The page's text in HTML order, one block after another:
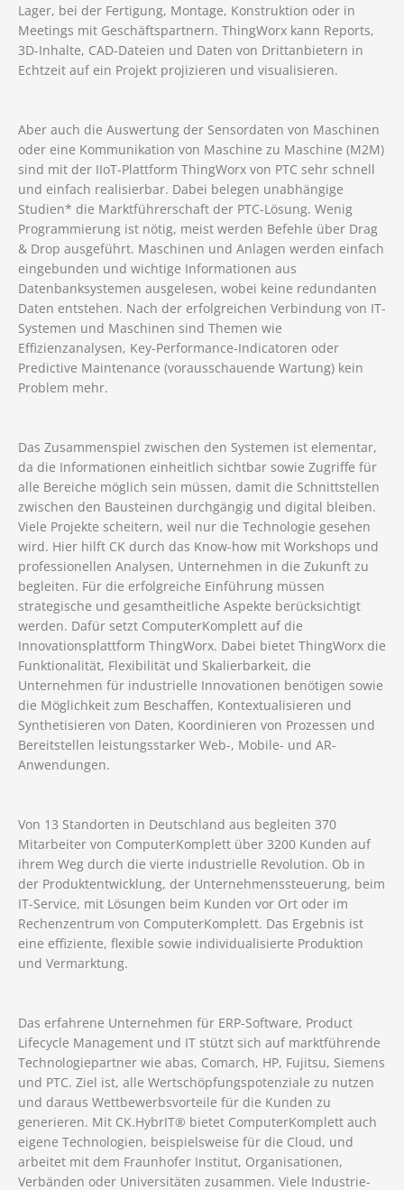
Lager, bei der Fertigung, Montage, Konstruktion oder in
Meetings mit Geschäftspartnern. ThingWorx kann Reports,
3D-Inhalte, CAD-Dateien und Daten von Drittanbietern in
Echtzeit auf ein Projekt projizieren und visualisieren.
Aber auch die Auswertung der Sensordaten von Maschinen
oder eine Kommunikation von Maschine zu Maschine (M2M)
sind mit der IIoT-Plattform ThingWorx von PTC sehr schnell
und einfach realisierbar. Dabei belegen unabhängige
Studien* die Marktführerschaft der PTC-Lösung. Wenig
Programmierung ist nötig, meist werden Befehle über Drag
& Drop ausgeführt. Maschinen und Anlagen werden einfach
eingebunden und wichtige Informationen aus
Datenbanksystemen ausgelesen, wobei keine redundanten
Daten entstehen. Nach der erfolgreichen Verbindung von IT-
Systemen und Maschinen sind Themen wie
Effizienzanalysen, Key-Performance-Indicatoren oder
Predictive Maintenance (vorausschauende Wartung) kein
Problem mehr.
Das Zusammenspiel zwischen den Systemen ist elementar,
da die Informationen einheitlich sichtbar sowie Zugriffe für
alle Bereiche möglich sein müssen, damit die Schnittstellen
zwischen den Bausteinen durchgängig und digital bleiben.
Viele Projekte scheitern, weil nur die Technologie gesehen
wird. Hier hilft CK durch das Know-how mit Workshops und
professionellen Analysen, Unternehmen in die Zukunft zu
begleiten. Für die erfolgreiche Einführung müssen
strategische und gesamtheitliche Aspekte berücksichtigt
werden. Dafür setzt ComputerKomplett auf die
Innovationsplattform ThingWorx. Dabei bietet ThingWorx die
Funktionalität, Flexibilität und Skalierbarkeit, die
Unternehmen für industrielle Innovationen benötigen sowie
die Möglichkeit zum Beschaffen, Kontextualisieren und
Synthetisieren von Daten, Koordinieren von Prozessen und
Bereitstellen leistungsstarker Web-, Mobile- und AR-
Anwendungen.
Von 13 Standorten in Deutschland aus begleiten 370
Mitarbeiter von ComputerKomplett über 3200 Kunden auf
ihrem Weg durch die vierte industrielle Revolution. Ob in
der Produktentwicklung, der Unternehmenssteuerung, beim
IT-Service, mit Lösungen beim Kunden vor Ort oder im
Rechenzentrum von ComputerKomplett. Das Ergebnis ist
eine effiziente, flexible sowie individualisierte Produktion
und Vermarktung.
Das erfahrene Unternehmen für ERP-Software, Product
Lifecycle Management und IT stützt sich auf marktführende
Technologiepartner wie abas, Comarch, HP, Fujitsu, Siemens
und PTC. Ziel ist, alle Wertschöpfungspotenziale zu nutzen
und daraus Wettbewerbsvorteile für die Kunden zu
generieren. Mit CK.HybrIT® bietet ComputerKomplett auch
eigene Technologien, beispielsweise für die Cloud, und
arbeitet mit dem Fraunhofer Institut, Organisationen,
Verbänden oder Universitäten zusammen. Viele Industrie-